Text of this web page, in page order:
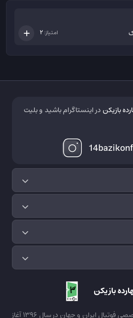
امتیاز: 2
بازیکندر اینستاگرام باشید و بلیت
بازیکن
14بازیکن به عنوان رسانه تخصصی فوتبال ایران و جهان در سال 1396 آغاز